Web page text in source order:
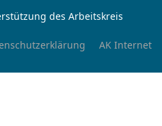
des Arbeitskreis
AK Internet